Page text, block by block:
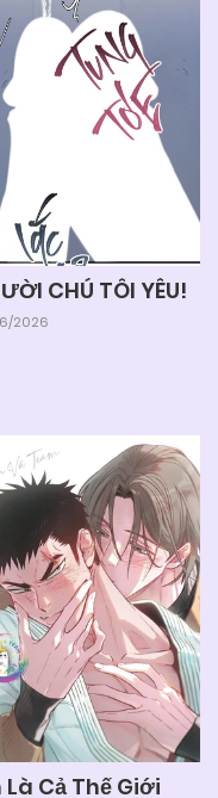
CHÚ TÔI YÊU!
2026
Là Cả Thế Giới